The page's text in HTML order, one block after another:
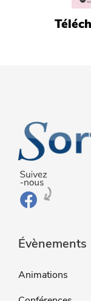
Évènements
Animations